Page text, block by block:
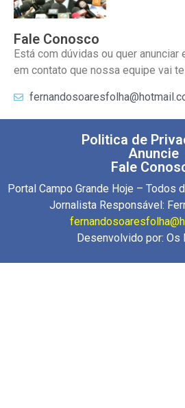
Fale Conosco
Está com dúvidas ou quer
em contato que nossa equipe vai te
Politica de
Anuncie
Fale
Portal Campo Grande Hoje – Todos
Jornalista Responsável:
Desenvolvido por: Os